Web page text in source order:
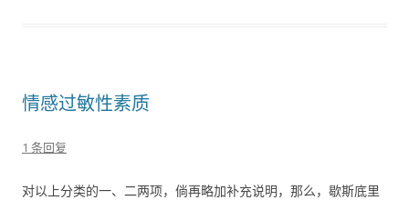
情感过敏性素质
1 条回复
对以上分类的一、二两项，倘再略加补充说明，那么，歇斯底里